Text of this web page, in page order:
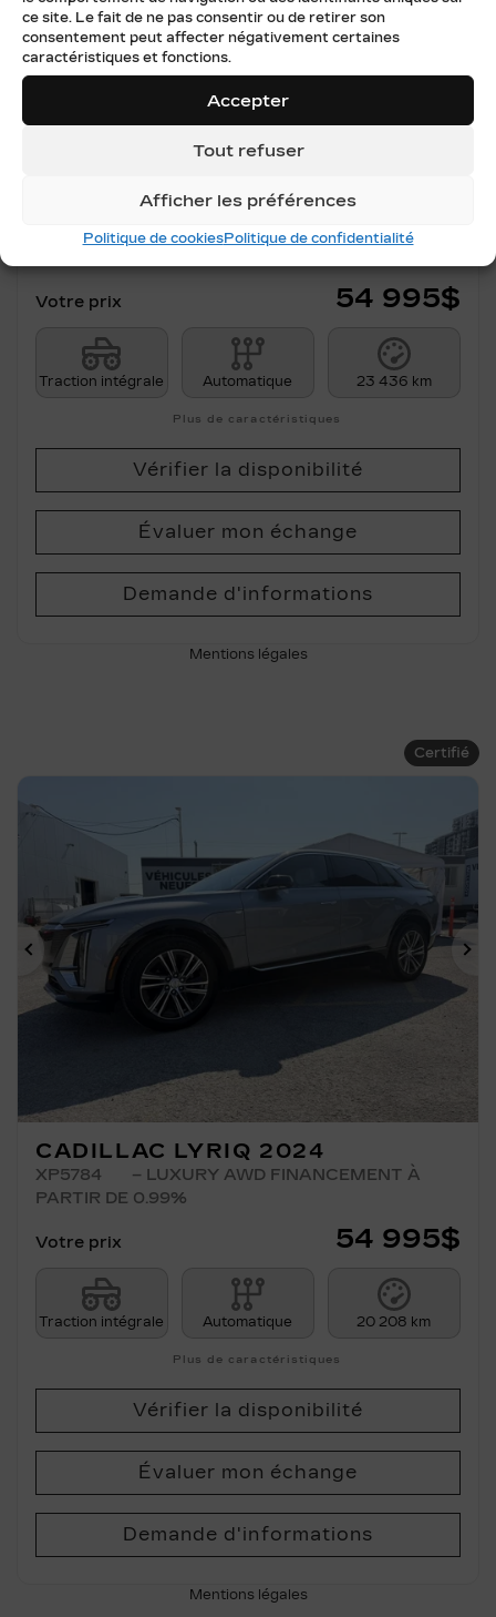
ce site. Le fait de ne pas consentir ou de retirer son
consentement peut affecter négativement certaines
caractéristiques et fonctions.
Accepter
Tout refuser
Afficher les préférences
Politique de cookiesPolitique de confidentialité
Précédent
CADILLAC LYRIQ 2024
XP5779
– SPORT AWD FINANCEMENT À
Votre prix 54 995$
Traction intégrale Automatique 23 436 km
Plus de caractéristiques
Vérifier la disponibilité
Évaluer mon échange
Demande d'informations
Mentions légales
Certifié
Précédent
CADILLAC LYRIQ 2024
XP5784
– LUXURY AWD FINANCEMENT À
PARTIR DE 0.99%
Votre prix 54 995$
Traction intégrale Automatique 20 208 km
Plus de caractéristiques
Vérifier la disponibilité
Évaluer mon échange
Demande d'informations
Mentions légales